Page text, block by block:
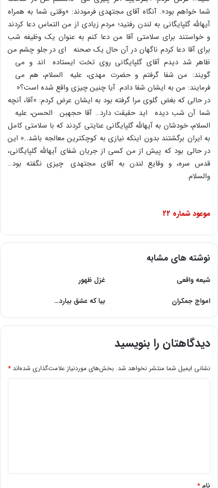
شما خواهم بود«. آنگاه آقاى مجتهدى فرمودند: »وقتى شما به همراه
آیهاللَّه گلپایگانى به لندن رفتید؛ مردم زیادى از من التماس دعا کردند
و خواستند براى سلامتى آقا من دعا کنم به عنوان یک وظیفه شب
براى آقا دعا کردم ناگهان در آن حال یک صحنه اى در جلو چشم من
ظاهر شد دیدم آقاى گلپایگانى روى تخت ایستاده اند و مى
گویند: من شفا گرفتم و حضرت مهدى، علیه السلام، هم مى
فرمایند: من به ایشان شفا دادم. آیا چنین چیزى واقع شده است؟«
در حالى که بغض گلوى مرا گرفته بود به ایشان عرض کردم: »آقا، آنچه
شما آن شب دیده اید حقیقت دارد… آقا حجهبن الحسن، علیه
السلام، خودشان به آیهاللَّه گلپایگانى عنایتى کردند که با سلامتى کامل
به ایران برگشتند بدون اینکه نیازى به کوچکترین معالجه باشد…« این
در حالى بود که پیش از من کسى از جریان شفاى آیهاللَّه گلپایگانى،
قدس سره، و وقایع لندن به آقاى مجتهدى چیزى نگفته بود…
والسلام.
موعود شماره ۲۲
نوشته های مشابه
شیعه واقعى
غزل ظهور
امواج جمکران
بیا که عشق ببارد…
دیدگاهتان را بنویسید
نشانی ایمیل شما منتشر نخواهد شد. بخش‌های موردنیاز علامت‌گذاری شده‌اند *
*
نام *